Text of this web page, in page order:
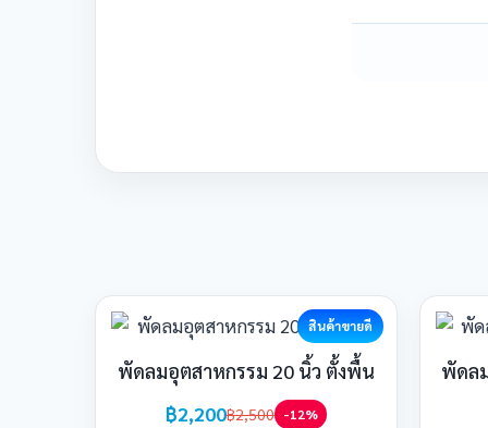
สินค้าขายดี
พัดลมอุตสาหกรรม 20 นิ้ว ตั้งพื้น
฿2,200฿2,500 -12%
พัดล